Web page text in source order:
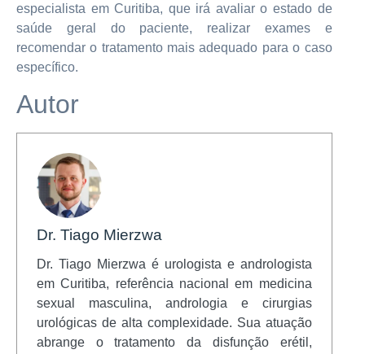
especialista em Curitiba, que irá avaliar o estado de
saúde geral do paciente, realizar exames e
recomendar o tratamento mais adequado para o caso
específico.
Autor
Dr. Tiago Mierzwa
Dr. Tiago Mierzwa é urologista e andrologista
em Curitiba, referência nacional em medicina
sexual masculina, andrologia e cirurgias
urológicas de alta complexidade. Sua atuação
abrange o tratamento da disfunção erétil,